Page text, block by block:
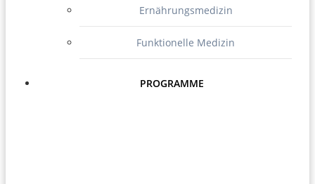
Ernährungsmedizin
Funktionelle Medizin
PROGRAMME